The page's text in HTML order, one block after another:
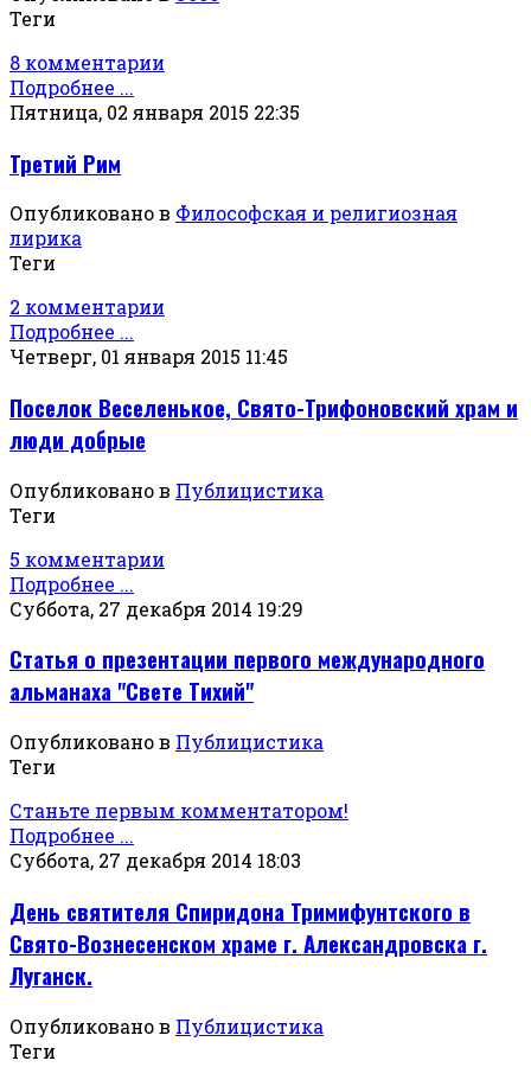
Теги
8 комментарии
Подробнее ...
Пятница, 02 января 2015 22:35
Третий Рим
Опубликовано в Философская и религиозная
лирика
Теги
2 комментарии
Подробнее ...
Четверг, 01 января 2015 11:45
Поселок Веселенькое, Свято-Трифоновский храм и
люди добрые
Опубликовано в Публицистика
Теги
5 комментарии
Подробнее ...
Суббота, 27 декабря 2014 19:29
Статья о презентации первого международного
альманаха "Свете Тихий"
Опубликовано в Публицистика
Теги
Станьте первым комментатором!
Подробнее ...
Суббота, 27 декабря 2014 18:03
День святителя Спиридона Тримифунтского в
Свято-Вознесенском храме г. Александровска г.
Луганск.
Опубликовано в Публицистика
Теги